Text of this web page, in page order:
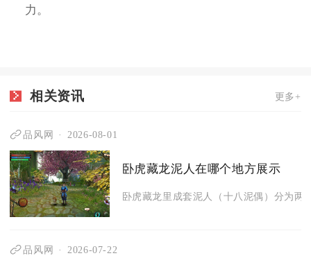
力。
相关资讯 更多+
品风网 2026-08-01
卧虎藏龙泥人在哪个地方展示
卧虎藏龙里成套泥人（十八泥偶）分为两
品风网 2026-07-22